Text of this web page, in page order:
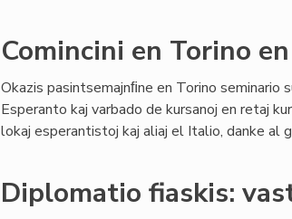
Comincini en Torino
Okazis pasintsemajnﬁne en Torino
Esperanto kaj varbado de kursanoj en retaj
lokaj esperantistoj kaj aliaj el Italio, danke al
Diplomatio fiaskis: